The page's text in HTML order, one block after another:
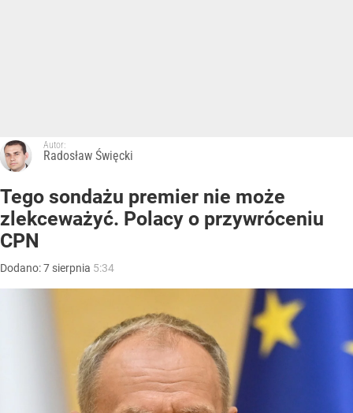
Autor:
Radosław Święcki
Tego sondażu premier nie może
zlekceważyć. Polacy o przywróceniu
CPN
Dodano:7 sierpnia 5:34